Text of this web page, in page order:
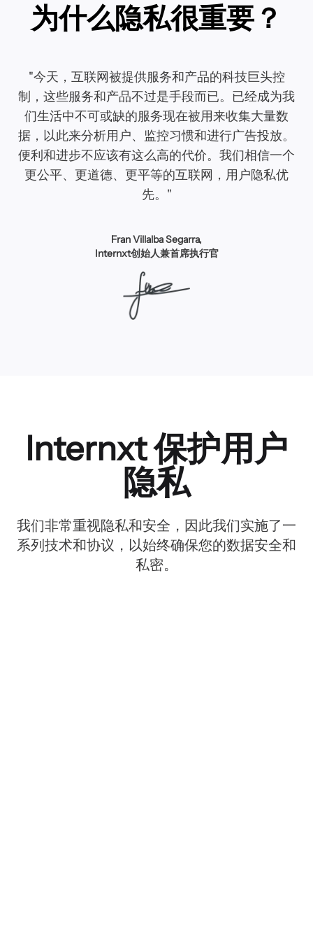
为什么隐私很重要？
"今天，互联网被提供服务和产品的科技巨头控
制，这些服务和产品不过是手段而已。已经成为我
们生活中不可或缺的服务现在被用来收集大量数
据，以此来分析用户、监控习惯和进行广告投放。
便利和进步不应该有这么高的代价。我们相信一个
更公平、更道德、更平等的互联网，用户隐私优
先。"
Fran Villalba Segarra,
Internxt创始人兼首席执行官
Internxt 保护用户
隐私
我们非常重视隐私和安全，因此我们实施了一
系列技术和协议，以始终确保您的数据安全和
私密。